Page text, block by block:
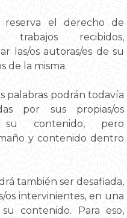
el derecho de
recibidos,
las/os autoras/es de su
de la misma.
palabras podrán todavía
por sus propias/os
su contenido, pero
y contenido dentro
también ser desafiada,
os intervinientes, en una
contenido. Para eso,